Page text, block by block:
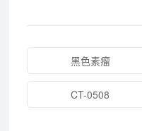
黑色素瘤
CT-0508